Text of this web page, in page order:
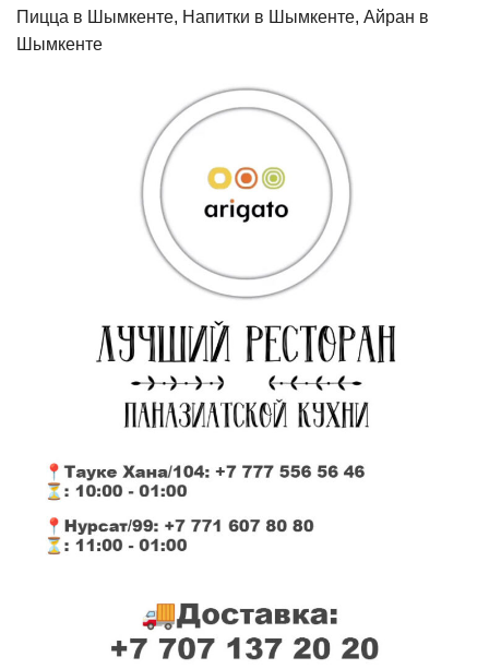
Пицца в Шымкенте, Напитки в Шымкенте, Айран в
Шымкенте